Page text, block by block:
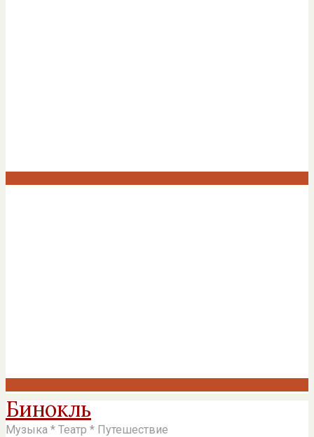
Бинокль
Музыка * Театр * Путешествие